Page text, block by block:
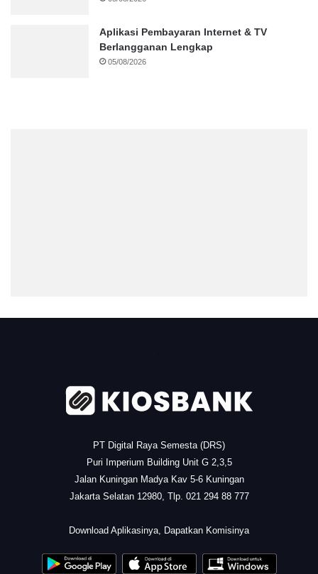
Aplikasi Pembayaran Internet & TV
Berlangganan Lengkap
05/08/2026
PT Digital Raya Semesta (DRS)
Puri Imperium Building Unit G 2,3,5
Jalan Kuningan Madya Kav 5-6 Kuningan
Jakarta Selatan 12980, Tlp. 021 294 88 777
Download Aplikasinya, Dapatkan Komisinya